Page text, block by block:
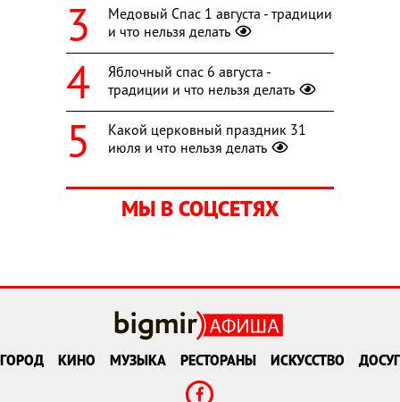
Медовый Спас 1 августа - традиции
и что нельзя делать
Яблочный спас 6 августа -
традиции и что нельзя делать
Какой церковный праздник 31
июля и что нельзя делать
МЫ В СОЦСЕТЯХ
ГОРОД КИНО МУЗЫКА РЕСТОРАНЫ ИСКУССТВО ДОСУГ